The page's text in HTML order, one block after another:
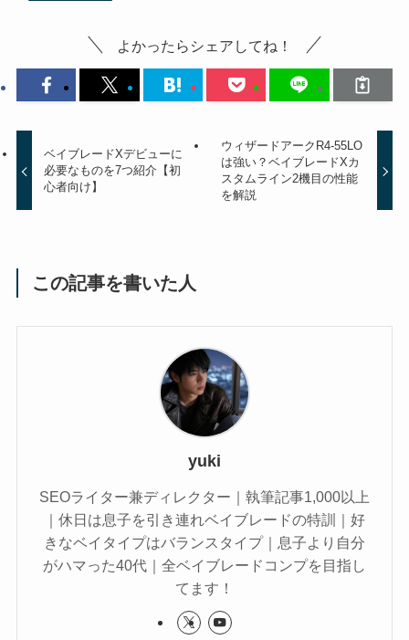
よかったらシェアしてね！
ベイブレードXデビューに
必要なものを7つ紹介【初
心者向け】
ウィザードアークR4-55LO
は強い？ベイブレードXカ
スタムライン2機目の性能
を解説
この記事を書いた人
yuki
SEOライター兼ディレクター｜執筆記事1,000以上
｜休日は息子を引き連れベイブレードの特訓｜好
きなベイタイプはバランスタイプ｜息子より自分
がハマった40代｜全ベイブレードコンプを目指し
てます！